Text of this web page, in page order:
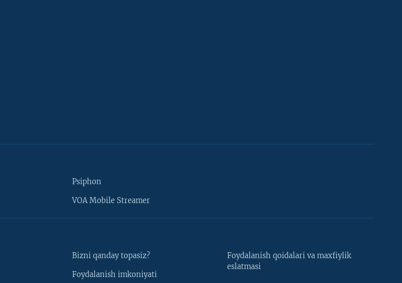
Psiphon
VOA Mobile Streamer
Bizni qanday topasiz?
Foydalanish imkoniyati
Foydalanish qoidalari va maxfiylik
eslatmasi